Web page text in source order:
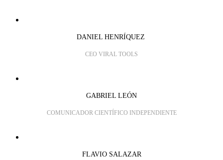
DANIEL HENRÍQUEZ
CEO VIRAL TOOLS
GABRIEL LEÓN
COMUNICADOR CIENTÍFICO INDEPENDIENTE
FLAVIO SALAZAR